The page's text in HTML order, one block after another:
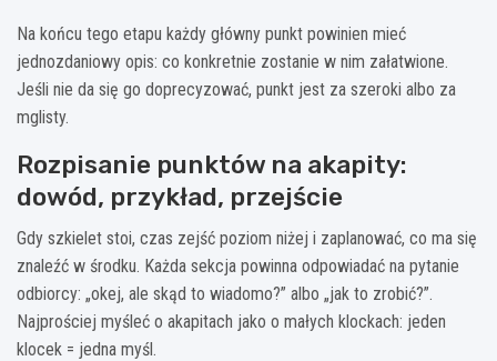
Na końcu tego etapu każdy główny punkt powinien mieć
jednozdaniowy opis: co konkretnie zostanie w nim załatwione.
Jeśli nie da się go doprecyzować, punkt jest za szeroki albo za
mglisty.
Rozpisanie punktów na akapity:
dowód, przykład, przejście
Gdy szkielet stoi, czas zejść poziom niżej i zaplanować, co ma się
znaleźć w środku. Każda sekcja powinna odpowiadać na pytanie
odbiorcy: „okej, ale skąd to wiadomo?” albo „jak to zrobić?”.
Najprościej myśleć o akapitach jako o małych klockach: jeden
klocek = jedna myśl.